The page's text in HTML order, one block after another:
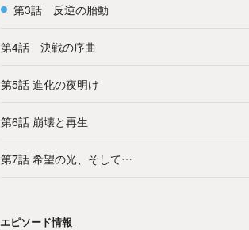
第3話 反逆の胎動
第4話 決戦の序曲
第5話 進化の夜明け
第6話 崩壊と再生
第7話 希望の光、そして…
エピソード情報